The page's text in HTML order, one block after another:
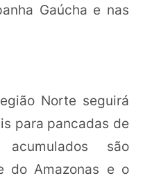
Gaúcha e nas
Norte seguirá
para pancadas de
são
do Amazonas e o